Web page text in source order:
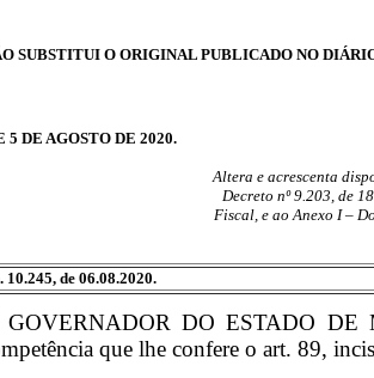
SUBSTITUI O ORIGINAL PUBLICADO NO
5 DE AGOSTO DE 2020.
Altera e acrescenta
Decreto nº 9.203, de
Fiscal, e ao Anexo I –
de 06.08.2020.
GOVERNADOR DO ESTADO DE
que lhe confere o art. 89,